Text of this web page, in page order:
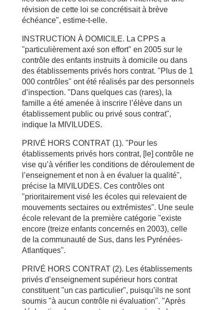
révision de cette loi se concrétisait à brève
échéance", estime-t-elle.
INSTRUCTION À DOMICILE. La CPPS a
"particulièrement axé son effort" en 2005 sur le
contrôle des enfants instruits à domicile ou dans
des établissements privés hors contrat. "Plus de 1
000 contrôles" ont été réalisés par des personnels
d’inspection. "Dans quelques cas (rares), la
famille a été amenée à inscrire l’élève dans un
établissement public ou privé sous contrat",
indique la MIVILUDES.
PRIVÉ HORS CONTRAT (1). "Pour les
établissements privés hors contrat, [le] contrôle ne
vise qu’à vérifier les conditions de déroulement de
l’enseignement et non à en évaluer la qualité",
précise la MIVILUDES. Ces contrôles ont
"prioritairement visé les écoles qui relevaient de
mouvements sectaires ou extrémistes". Une seule
école relevant de la première catégorie "existe
encore (treize enfants concernés en 2003), celle
de la communauté de Sus, dans les Pyrénées-
Atlantiques".
PRIVÉ HORS CONTRAT (2). Les établissements
privés d’enseignement supérieur hors contrat
constituent "un cas particulier", puisqu’ils ne sont
soumis "à aucun contrôle ni évaluation". "Après